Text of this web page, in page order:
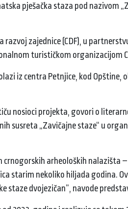
pješačka staza pod nazivom
razvoj zajednice (CDF), u
turističkom organizacijom
iz centra Petnjice, kod Opštine,
nosioci projekta, govori o
susreta „Zavičajne staze“ u
crnogorskih arheoloških nalazišta
starim nekoliko hiljada godina.
staze dvojezičan”, navode